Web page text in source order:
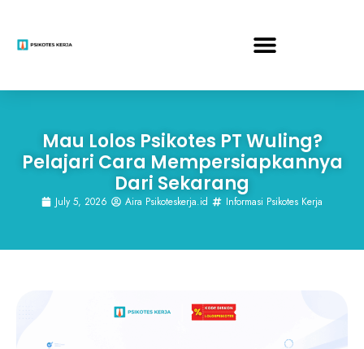
Mau Lolos Psikotes PT Wuling?
Pelajari Cara Mempersiapkannya
Dari Sekarang
July 5, 2026 Aira Psikoteskerja.id Informasi Psikotes Kerja